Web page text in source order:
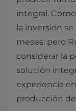
integral.
la inversión
meses, pero
considerar la
solución
experiencia
producción